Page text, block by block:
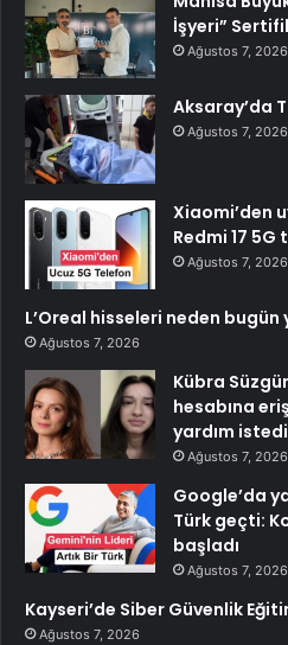
İşyeri”
Ağustos 7, 2026
Aksaray’da
Ağustos 7, 2026
Xiaomi’den
Redmi 17 5G
Ağustos 7, 2026
L’Oreal hisseleri neden bugün
Ağustos 7, 2026
Kübra
hesabına
yardım istedi
Ağustos 7, 2026
Google’da
Türk geçti:
başladı
Ağustos 7, 2026
Kayseri’de Siber Güvenlik
Ağustos 7, 2026